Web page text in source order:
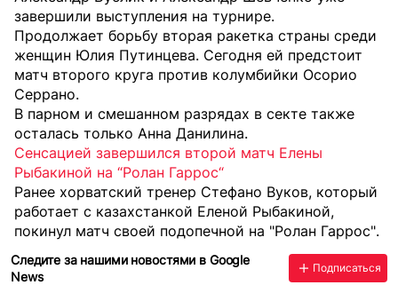
завершили выступления на турнире.
Продолжает борьбу вторая ракетка страны среди
женщин Юлия Путинцева. Сегодня ей предстоит
матч второго круга против колумбийки Осорио
Серрано.
В парном и смешанном разрядах в секте также
осталась только Анна Данилина.
Сенсацией завершился второй матч Елены
Рыбакиной на “Ролан Гаррос“
Ранее хорватский тренер Стефано Вуков, который
работает с казахстанкой Еленой Рыбакиной,
покинул матч своей подопечной на "Ролан Гаррос".
Следите за нашими новостями в Google
News
Подписаться